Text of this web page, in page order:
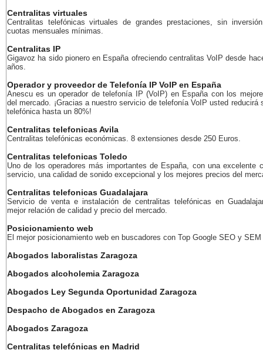
Centralitas virtuales
Centralitas telefónicas virtuales de grandes prestaciones, sin
cuotas mensuales mínimas.
Centralitas IP
Gigavoz ha sido pionero en España ofreciendo centralitas VoIP desde
años.
Operador y proveedor de Telefonía IP VoIP en España
Anescu es un operador de telefonía IP (VoIP) en España con los
del mercado. ¡Gracias a nuestro servicio de telefonía VoIP usted reducirá
telefónica hasta un 80%!
Centralitas telefonicas Avila
Centralitas telefónicas económicas. 8 extensiones desde 250 Euros.
Centralitas telefonicas Toledo
Uno de los operadores más importantes de España, con una excelente
servicio, una calidad de sonido excepcional y los mejores precios del
Centralitas telefonicas Guadalajara
Servicio de venta e instalación de centralitas telefónicas en
mejor relación de calidad y precio del mercado.
Posicionamiento web
El mejor posicionamiento web en buscadores con Top Google SEO y SEM
Abogados laboralistas Zaragoza
Abogados alcoholemia Zaragoza
Abogados Ley Segunda Oportunidad Zaragoza
Despacho de Abogados en Zaragoza
Abogados Zaragoza
Centralitas telefónicas en Madrid